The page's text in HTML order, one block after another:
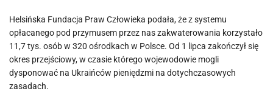
zbiorowego
zakwaterowani
a
Helsińska Fundacja Praw Człowieka podała, że z systemu
opłacanego pod przymusem przez nas zakwaterowania korzystało
11,7 tys. osób w 320 ośrodkach w Polsce. Od 1 lipca zakończył się
okres przejściowy, w czasie którego wojewodowie mogli
dysponować na Ukraińców pieniędzmi na dotychczasowych
zasadach.